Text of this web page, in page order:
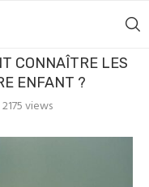
CONNAÎTRE LES
ENFANT ?
2175views